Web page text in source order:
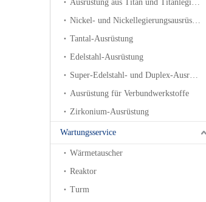
Ausrüstung aus Titan und Titanlegierungen
Nickel- und Nickellegierungsausrüstung
Tantal-Ausrüstung
Edelstahl-Ausrüstung
Super-Edelstahl- und Duplex-Ausrüstung
Ausrüstung für Verbundwerkstoffe
Zirkonium-Ausrüstung
Wartungsservice
Wärmetauscher
Reaktor
Turm